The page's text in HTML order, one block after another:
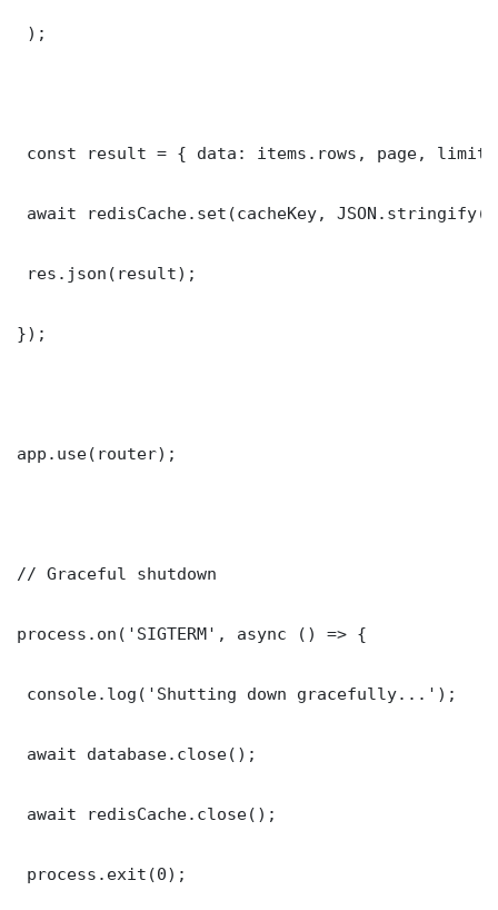
);
const result = { data: items.rows, page,
await redisCache.set(cacheKey,
res.json(result);
});
app.use(router);
// Graceful shutdown
process.on('SIGTERM', async () => {
console.log('Shutting down gracefully...');
await database.close();
await redisCache.close();
process.exit(0);